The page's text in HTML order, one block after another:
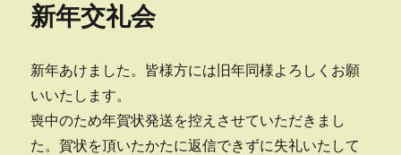
新年交礼会
新年あけました。皆様方には旧年同様よろしくお願
いいたします。
喪中のため年賀状発送を控えさせていただきまし
た。賀状を頂いたかたに返信できずに失礼いたして